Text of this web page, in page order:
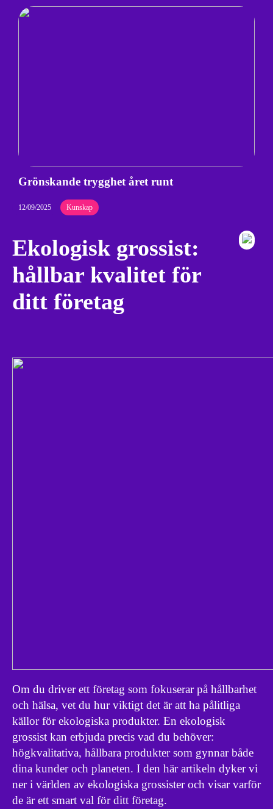
Grönskande trygghet året runt
12/09/2025 Kunskap
Ekologisk grossist:
hållbar kvalitet för
ditt företag
Om du driver ett företag som fokuserar på hållbarhet
och hälsa, vet du hur viktigt det är att ha pålitliga
källor för ekologiska produkter. En ekologisk
grossist kan erbjuda precis vad du behöver:
högkvalitativa, hållbara produkter som gynnar både
dina kunder och planeten. I den här artikeln dyker vi
ner i världen av ekologiska grossister och visar varför
de är ett smart val för ditt företag.